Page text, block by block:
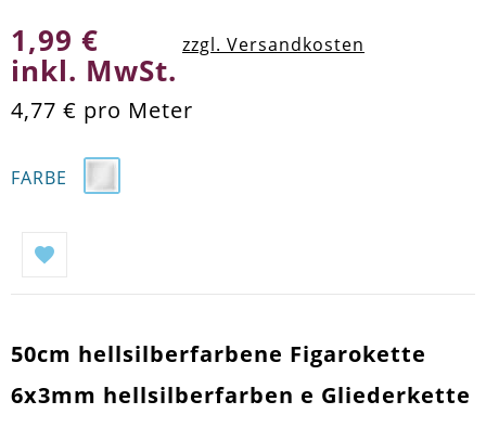
1,99 €
inkl. MwSt.
zzgl. Versandkosten
4,77 € pro Meter
FARBE
50cm hellsilberfarbene Figarokette
6x3mm hellsilberfarben e Gliederkette